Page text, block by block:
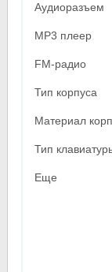
Аудиоразъем
MP3 плеер
FM-радио
Тип корпуса
Материал
Тип
Еще